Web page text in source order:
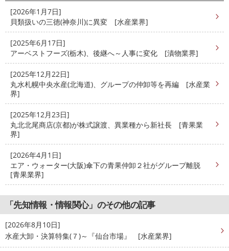
[2026年1月7日]
貝類扱いの三徳(神奈川)に異変 [水産業界]
[2025年6月17日]
アーベストフーズ(栃木)、後継へ～人事に変化 [漬物業界]
[2025年12月22日]
丸水札幌中央水産(北海道)、グループの仲卸等を再編 [水産業
界]
[2025年12月23日]
丸北北尾商店(京都)が株式譲渡、異業種から新社長 [青果業
界]
[2026年4月1日]
エア・ウォーター(大阪)傘下の青果仲卸２社がグループ離脱
[青果業界]
「先知情報・情報関心」のその他の記事
[2026年8月10日]
水産大卸・決算特集(７)～『仙台市場』 [水産業界]